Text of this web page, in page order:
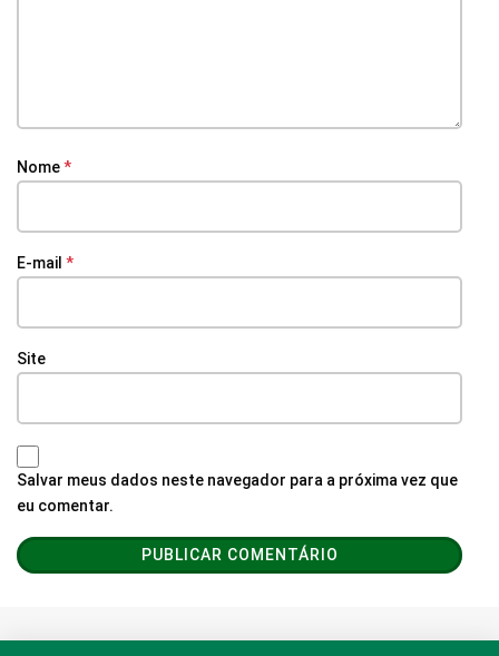
Nome*
E-mail *
Site
Salvar meus dados neste navegador para a próxima vez que
eu comentar.